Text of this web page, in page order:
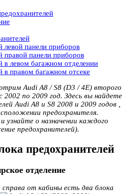
левой панели приборов
правой панели приборов
в левом багажном отделении
в правом багажном отсеке
Audi A8 / S8 (D3 / 4E) второго
2002 по 2009 год. Здесь вы найдете
Audi A8 и S8 2008 и 2009 годов ,
предохранителя.
узнайте о назначении каждого
предохранителей).
предохранителей
отделение
справа от кабины есть два блока